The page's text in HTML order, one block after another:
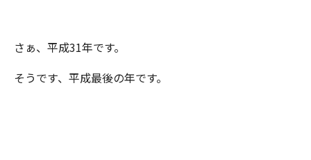
さぁ、平成31年です。
そうです、平成最後の年です。